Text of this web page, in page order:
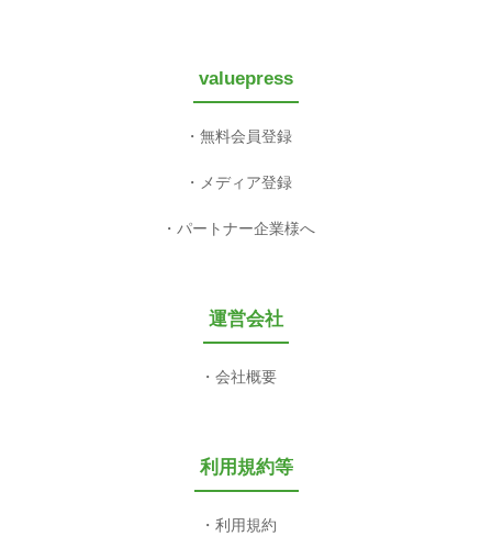
valuepress
無料会員登録
メディア登録
パートナー企業様へ
運営会社
会社概要
利用規約等
利用規約